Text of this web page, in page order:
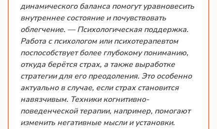
динамического баланса помогут уравновесить
внутреннее состояние и почувствовать
облегчение. — Психологическая поддержка.
Работа с психологом или психотерапевтом
поспособствует более глубокому пониманию,
откуда берётся страх, а также выработке
стратегии для его преодоления. Это особенно
актуально в случае, если страх становится
навязчивым. Техники когнитивно-
поведенческой терапии, например, помогают
изменить негативные мысли и установки.